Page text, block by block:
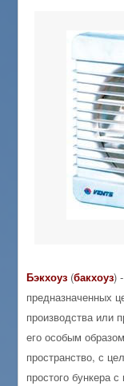
Бэкхоуз (бакхоуз)
предназначенных
производства или
его особым
пространство, с
простого бункера